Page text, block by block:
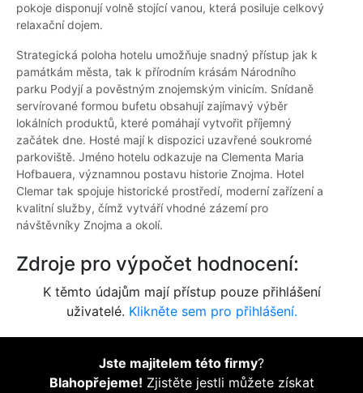
pokoje disponují volně stojící vanou, která posiluje celkový
relaxační dojem.
Strategická poloha hotelu umožňuje snadný přístup jak k
památkám města, tak k přírodním krásám Národního
parku Podyjí a pověstným znojemským vinicím. Snídaně
servírované formou bufetu obsahují zajímavý výběr
lokálních produktů, které pomáhají vytvořit příjemný
začátek dne. Hosté mají k dispozici uzavřené soukromé
parkoviště. Jméno hotelu odkazuje na Clementa Maria
Hofbauera, významnou postavu historie Znojma. Hotel
Clemar tak spojuje historické prostředí, moderní zařízení a
kvalitní služby, čímž vytváří vhodné zázemí pro
návštěvníky Znojma a okolí.
Zdroje pro výpočet hodnocení:
K těmto údajům mají přístup pouze přihlášení
uživatelé. Klikněte sem pro přihlášení.
Jste majitelem této firmy?
Blahopřejeme! Zjistěte jestli můžete získat